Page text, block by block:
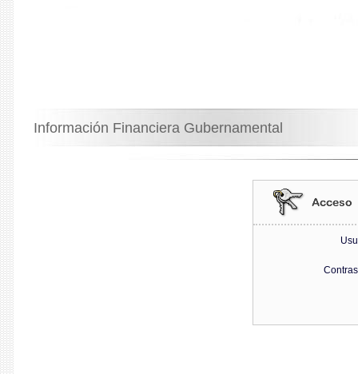
Información Financiera Gubernamental